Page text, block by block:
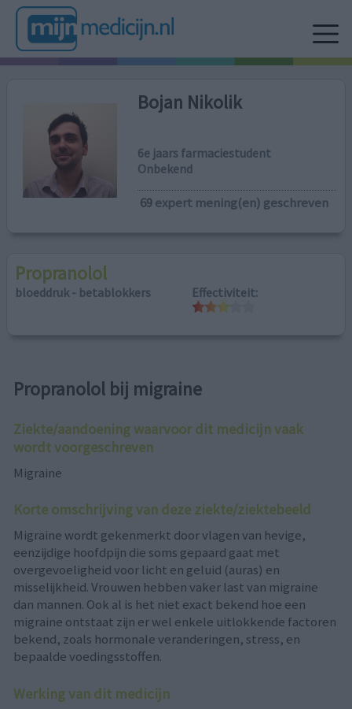
Bojan Nikolik
6e jaars farmaciestudent
Onbekend
69expert mening(en) geschreven
Propranolol
bloeddruk - betablokkers Effectiviteit:
Propranolol bij migraine
Ziekte/aandoening waarvoor dit medicijn vaak
wordt voorgeschreven
Migraine
Korte omschrijving van deze ziekte/ziektebeeld
Migraine wordt gekenmerkt door vlagen van hevige,
eenzijdige hoofdpijn die soms gepaard gaat met
overgevoeligheid voor licht en geluid (auras) en
misselijkheid. Vrouwen hebben vaker last van migraine
dan mannen. Ook al is het niet exact bekend hoe een
migraine ontstaat zijn er wel enkele uitlokkende factoren
bekend, zoals hormonale veranderingen, stress, en
bepaalde voedingsstoffen.
Werking van dit medicijn